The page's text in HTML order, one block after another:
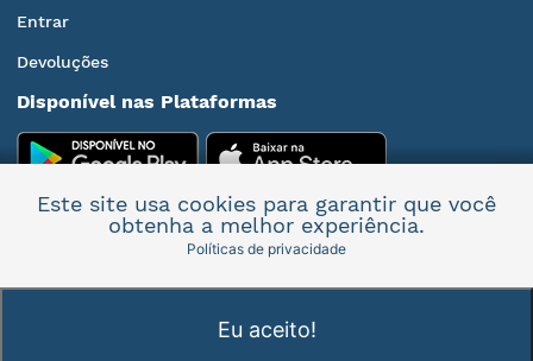
Entrar
Devoluções
Disponível nas Plataformas
Mais informações
Este site usa cookies para garantir que você
obtenha a melhor experiência.
Políticas de privacidade
Eu aceito!